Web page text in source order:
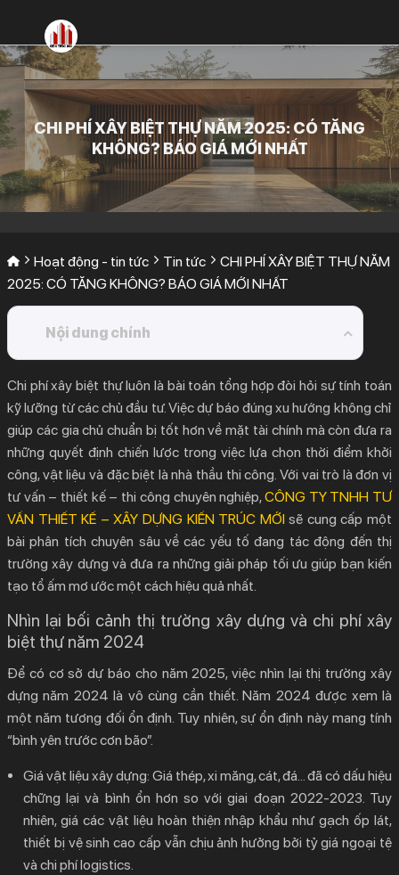
nội
dung
CHI PHÍ XÂY BIỆT THỰ NĂM 2025: CÓ TĂNG
KHÔNG? BÁO GIÁ MỚI NHẤT
Hoạt động - tin tức Tin tức
CHI PHÍ XÂY BIỆT THỰ NĂM
2025: CÓ TĂNG KHÔNG? BÁO GIÁ MỚI NHẤT
Nội dung chính
xây biệt thự năm 2024
2.
Phân tích các yếu tố cốt lõi ảnh hưởng đến chi
phí xây biệt thự năm 2025
2.1. Biến động giá vật liệu xây dựng
2.2. Chi phí nhân công
2.3. Tác động của kinh tế vĩ mô và chính sách
2.4. Xu hướng kiến trúc và yêu cầu của chủ đầu tư
Dự báo xu hướng chi phí xây biệt thự cho các
tháng cuối năm 2025
3.1. Cách tính toán và dự trù chi phí xây biệt thự một cách
chính xác?
4. Giải pháp tối ưu chi phí xây biệt thự hiệu quả từ
KIẾN TRÚC MỚI
5. Liên Hệ Tư Vấn & Báo Chi Phí Xây Biệt Thự Năm
2025 KIẾN TRÚC MỚI
Chi phí xây biệt thựluôn là bài toán tổng hợp đòi hỏi sự tính toán
kỹ lưỡng từ các chủ đầu tư. Việc dự báo đúng xu hướng không chỉ
giúp các gia chủ chuẩn bị tốt hơn về mặt tài chính mà còn đưa ra
những quyết định chiến lược trong việc lựa chọn thời điểm khởi
công, vật liệu và đặc biệt là nhà thầu thi công. Với vai trò là đơn vị
tư vấn – thiết kế – thi công chuyên nghiệp,CÔNG TY TNHH TƯ
VẤN THIẾT KẾ – XÂY DỰNG KIẾN TRÚC MỚIsẽ cung cấp một
bài phân tích chuyên sâu về các yếu tố đang tác động đến thị
trường xây dựng và đưa ra những giải pháp tối ưu giúp bạn kiến
tạo tổ ấm mơ ước một cách hiệu quả nhất.
Nhìn lại bối cảnh thị trường xây dựng và chi phí xây
biệt thự năm 2024
Để có cơ sở dự báo cho năm 2025, việc nhìn lại thị trường xây
dựng năm 2024 là vô cùng cần thiết. Năm 2024 được xem là
một năm tương đối ổn định. Tuy nhiên, sự ổn định này mang tính
“bình yên trước cơn bão”.
Giá vật liệu xây dựng: Giá thép, xi măng, cát, đá… đã có dấu hiệu
chững lại và bình ổn hơn so với giai đoạn 2022-2023. Tuy
nhiên, giá các vật liệu hoàn thiện nhập khẩu như gạch ốp lát,
thiết bị vệ sinh cao cấp vẫn chịu ảnh hưởng bởi tỷ giá ngoại tệ
và chi phí logistics.